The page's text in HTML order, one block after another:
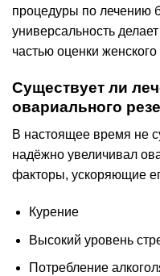
процедуры по лечению
универсальность
частью оценки женского
Существует ли
овариального
В настоящее время не
надёжно увеличивал
факторы, ускоряющие
Курение
Высокий уровень
Потребление